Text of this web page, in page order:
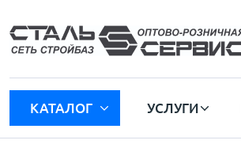
КАТАЛОГ УСЛУГИ